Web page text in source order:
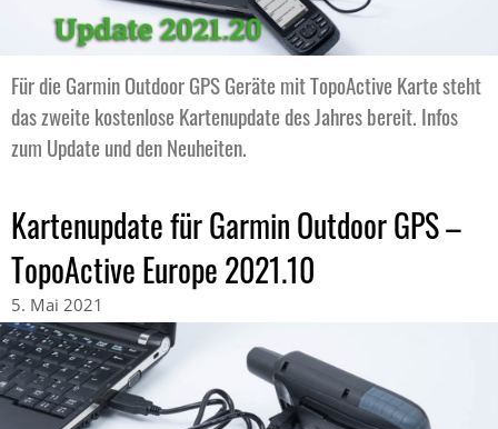
Für die Garmin Outdoor GPS Geräte mit TopoActive Karte steht
das zweite kostenlose Kartenupdate des Jahres bereit. Infos
zum Update und den Neuheiten.
Kartenupdate für Garmin Outdoor GPS –
TopoActive Europe 2021.10
5. Mai 2021